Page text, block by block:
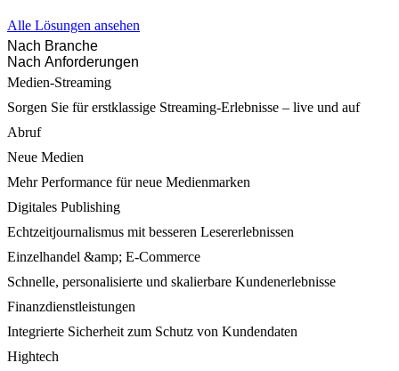
Alle Lösungen ansehen
Nach Branche
Nach Anforderungen
Medien-Streaming
Sorgen Sie für erstklassige Streaming-Erlebnisse – live und auf
Abruf
Neue Medien
Mehr Performance für neue Medienmarken
Digitales Publishing
Echtzeitjournalismus mit besseren Lesererlebnissen
Einzelhandel &amp; E-Commerce
Schnelle, personalisierte und skalierbare Kundenerlebnisse
Finanzdienstleistungen
Integrierte Sicherheit zum Schutz von Kundendaten
Hightech